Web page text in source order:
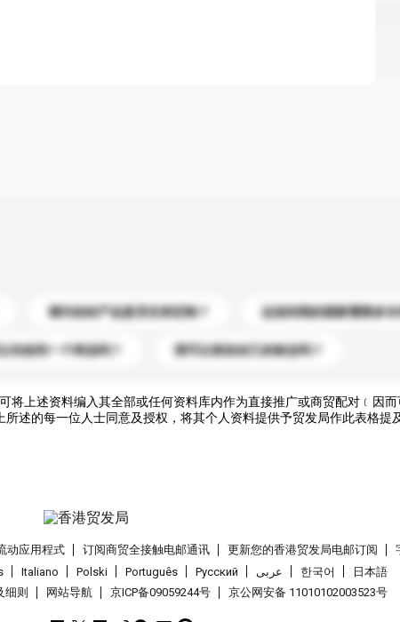
请问你的产品是否支持定制？ 运送到我的国家需要多长
先收到一个样品吗？ 我可以添加自己的标志吗？
将上述资料编入其全部或任何资料库内作为直接推广或商贸配对﹝因
述的每一位人士同意及授权，将其个人资料提供予贸发局作此表格提
动应用程式 订阅商贸全接触电邮通讯 更新您的香港贸发局电邮订阅
Italiano Polski Português Pусский عربى 한국어
日本語
细则 网站导航 京ICP备09059244号 京公网安备 11010102003523号